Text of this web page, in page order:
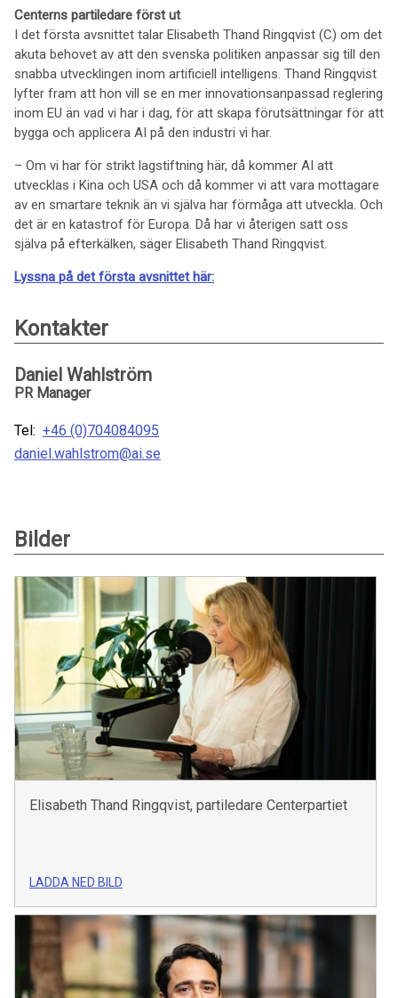
Centerns partiledare först ut
I det första avsnittet talar Elisabeth Thand Ringqvist (C) om det
akuta behovet av att den svenska politiken anpassar sig till den
snabba utvecklingen inom artificiell intelligens. Thand Ringqvist
lyfter fram att hon vill se en mer innovationsanpassad reglering
inom EU än vad vi har i dag, för att skapa förutsättningar för att
bygga och applicera AI på den industri vi har.
– Om vi har för strikt lagstiftning här, då kommer AI att
utvecklas i Kina och USA och då kommer vi att vara mottagare
av en smartare teknik än vi själva har förmåga att utveckla. Och
det är en katastrof för Europa. Då har vi återigen satt oss
själva på efterkälken, säger Elisabeth Thand Ringqvist.
Lyssna på det första avsnittet här:
Kontakter
Daniel Wahlström
PR Manager
Tel: +46 (0)704084095
daniel.wahlstrom@ai.se
Bilder
Elisabeth Thand Ringqvist, partiledare Centerpartiet
LADDA NED BILD